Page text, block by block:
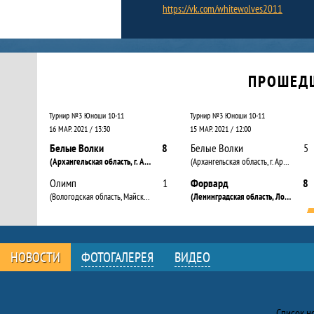
https://vk.com/whitewolves2011
Календарь прошедших и будущих матчей
Турнир №3 Юноши 10-11
16 МАР. 2021 / 13:30
Белые Волки
(Архангельская область, г. Архангельск)
8
Олимп
(Вологодская область, Майский п.)
1
Турнир №3 Юноши 10-11
15 МАР. 2021 / 12:00
Белые Волки
(Архангельская область, г. Архангельск)
5
Форвард
(Ленинградская область, Лодейное Поле г.)
8
НОВОСТИ ФОТОГАЛЕРЕЯ ВИДЕО